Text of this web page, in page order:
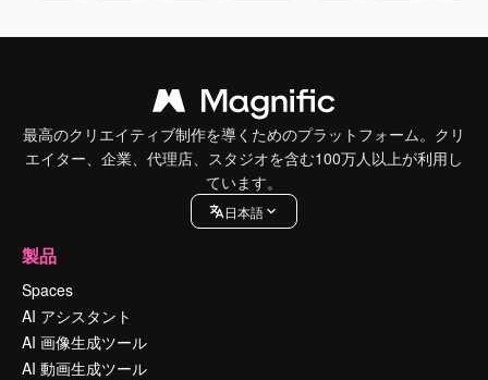
最高のクリエイティブ制作を導くためのプラットフォーム。クリ
エイター、企業、代理店、スタジオを含む100万人以上が利用し
ています。
日本語
製品
Spaces
AI アシスタント
AI 画像生成ツール
AI 動画生成ツール